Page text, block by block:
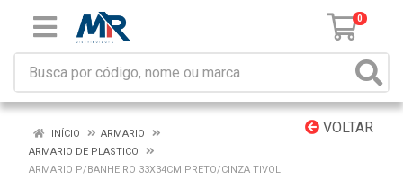
0
VOLTAR
INÍCIO
ARMARIO
ARMARIO DE PLASTICO
ARMARIO P/BANHEIRO 33X34CM PRETO/CINZA TIVOLI